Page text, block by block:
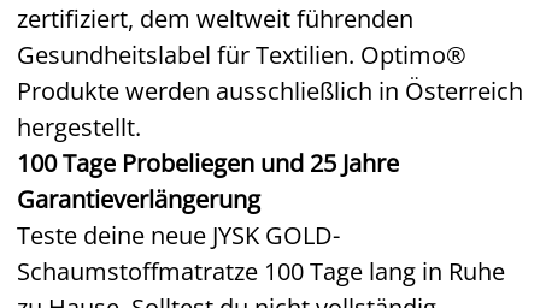
zertifiziert, dem weltweit führenden
Gesundheitslabel für Textilien. Optimo®
Produkte werden ausschließlich in Österreich
hergestellt.
100 Tage Probeliegen und 25 Jahre
Garantieverlängerung
Teste deine neue JYSK GOLD-
Schaumstoffmatratze 100 Tage lang in Ruhe